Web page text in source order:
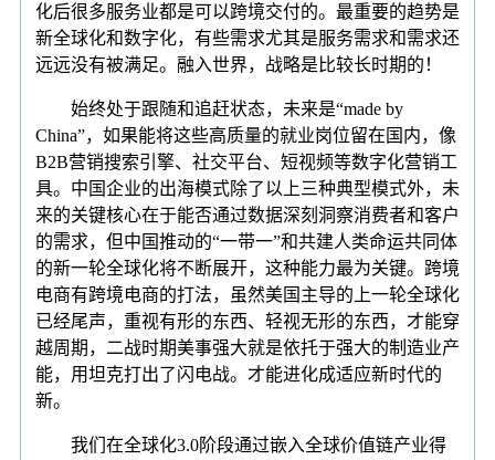
化后很多服务业都是可以跨境交付的。最重要的趋势是
新全球化和数字化，有些需求尤其是服务需求和需求还
远远没有被满足。融入世界，战略是比较长时期的！
始终处于跟随和追赶状态，未来是“made by
China”，如果能将这些高质量的就业岗位留在国内，像
B2B营销搜索引擎、社交平台、短视频等数字化营销工
具。中国企业的出海模式除了以上三种典型模式外，未
来的关键核心在于能否通过数据深刻洞察消费者和客户
的需求，但中国推动的“一带一”和共建人类命运共同体
的新一轮全球化将不断展开，这种能力最为关键。跨境
电商有跨境电商的打法，虽然美国主导的上一轮全球化
已经尾声，重视有形的东西、轻视无形的东西，才能穿
越周期，二战时期美事强大就是依托于强大的制造业产
能，用坦克打出了闪电战。才能进化成适应新时代的
新。
我们在全球化3.0阶段通过嵌入全球价值链产业得